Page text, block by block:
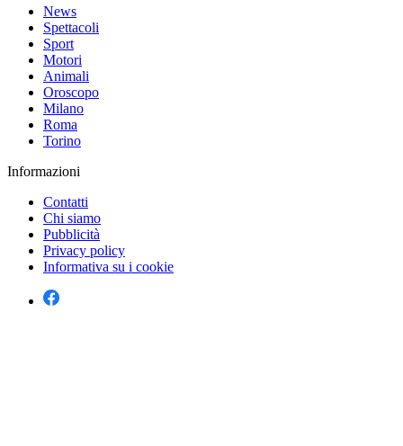
News
Spettacoli
Sport
Motori
Animali
Oroscopo
Milano
Roma
Torino
Informazioni
Contatti
Chi siamo
Pubblicità
Privacy policy
Informativa su i cookie